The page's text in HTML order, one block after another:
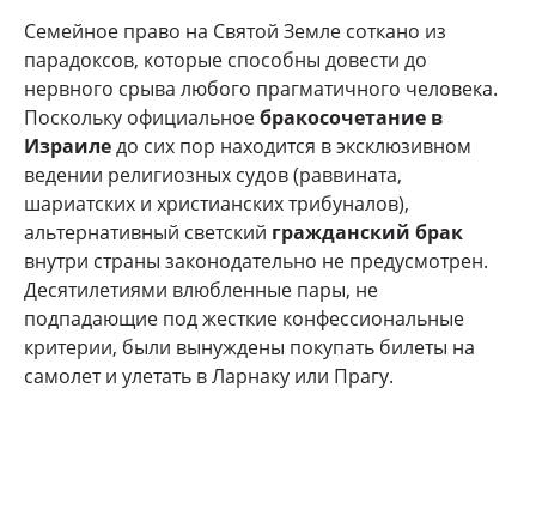
Семейное право на Святой Земле соткано из
парадоксов, которые способны довести до
нервного срыва любого прагматичного человека.
Поскольку официальноебракосочетание в
Израиледо сих пор находится в эксклюзивном
ведении религиозных судов (раввината,
шариатских и христианских трибуналов),
альтернативный светский гражданский брак
внутри страны законодательно не предусмотрен.
Десятилетиями влюбленные пары, не
подпадающие под жесткие конфессиональные
критерии, были вынуждены покупать билеты на
самолет и улетать в Ларнаку или Прагу.